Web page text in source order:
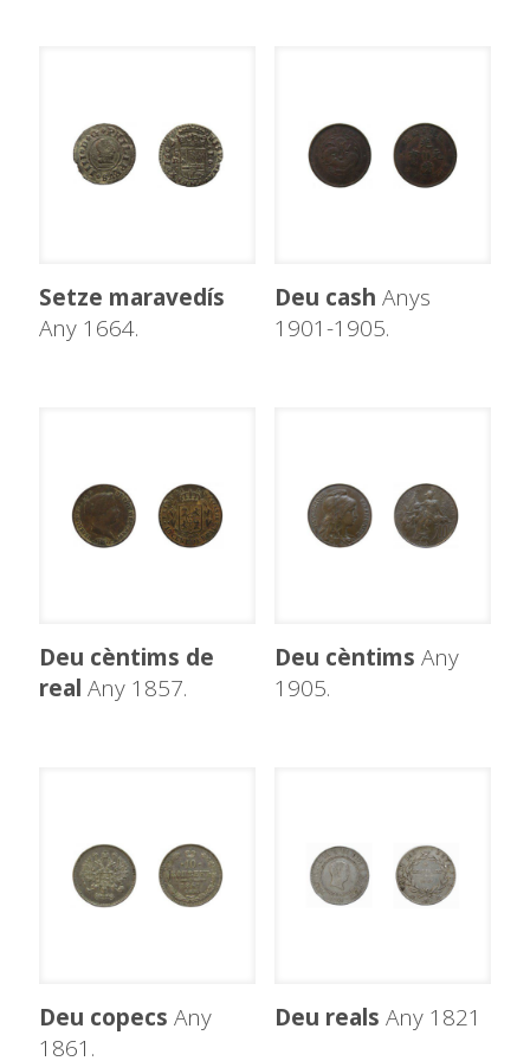
Setze maravedís
Any 1664.
Deu cash Anys
1901-1905.
Deu cèntims de
real Any 1857.
Deu cèntims Any
1905.
Deu copecs Any
1861.
Deu reals Any 1821